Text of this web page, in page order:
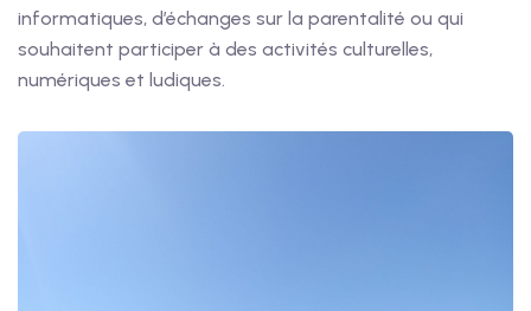
informatiques, d’échanges sur la parentalité ou qui
souhaitent participer à des activités culturelles,
numériques et ludiques.